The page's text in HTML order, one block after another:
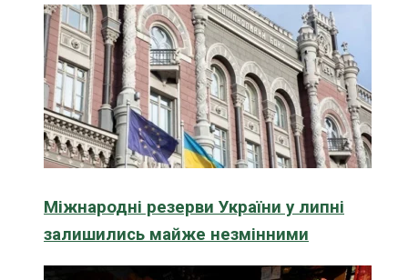
Міжнародні резерви України у липні
залишились майже незмінними